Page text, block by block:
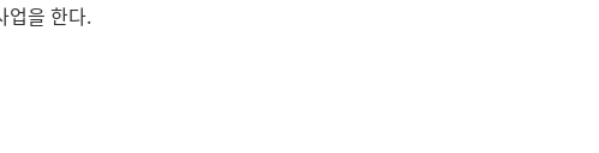
업을 한다.